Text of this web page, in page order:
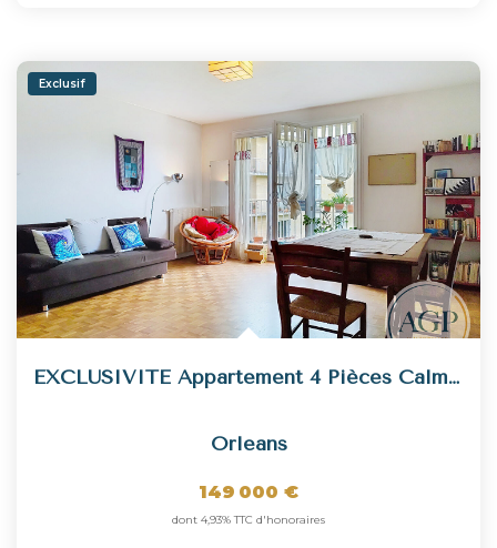
Exclusif
EXCLUSIVITE Appartement 4 Pièces Calme À Vendre À Orléans...
Orleans
149 000 €
dont 4,93% TTC d'honoraires